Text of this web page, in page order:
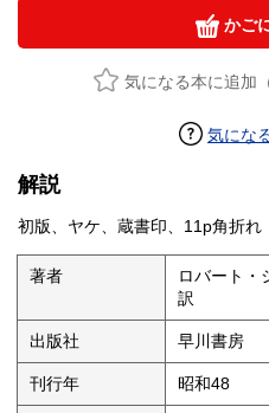
かご
気になる本に追加
気にな
解説
初版、ヤケ、蔵書印、11p角折れ
著者
ロバート・
訳
出版社 早川書房
刊行年 昭和48